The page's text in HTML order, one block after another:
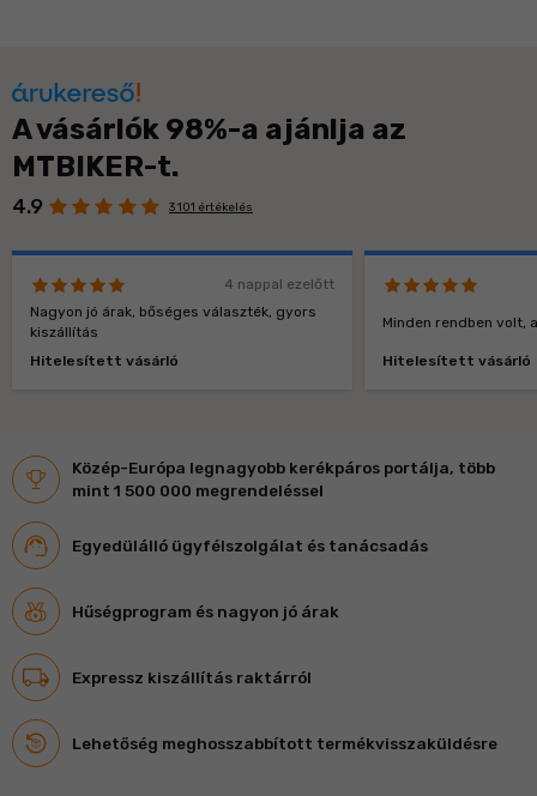
A vásárlók 98%-a ajánlja az
MTBIKER-t.
4.9 3 101 értékelés
4 nappal ezelőtt
Nagyon jó árak, bőséges választék, gyors
kiszállítás
Hitelesített vásárló
Minden rendben volt,
Hitelesített vásárló
Közép-Európa legnagyobb kerékpáros portálja, több
mint 1 500 000 megrendeléssel
Egyedülálló ügyfélszolgálat és tanácsadás
Hűségprogram és nagyon jó árak
Expressz kiszállítás raktárról
Lehetőség meghosszabbított termékvisszaküldésre